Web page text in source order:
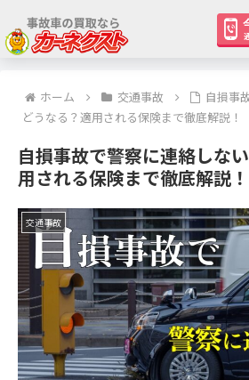
ホーム 交通事故
自損事
どうなる？適用される保険まで徹底解説！
自損事故で警察に連絡しな
用される保険まで徹底解説！
交通事故